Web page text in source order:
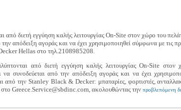
από διετή εγγύηση καλής λειτουργίας On-Site στον χώρο του
απόδειξη αγοράς και να έχει χρησιμοποιηθεί σύμφωνα με τις
Hellas στο τηλ.2108985208.
από διετή εγγύηση καλής λειτουργίας On-Site
συνοδεύεται από την απόδειξη αγοράς και να έχει
την Stanley Black & Decker: μπαταρίες, φορτιστές,
Greece.Service@sbdinc.com, ακολουθώντας την προβλεπόμενη